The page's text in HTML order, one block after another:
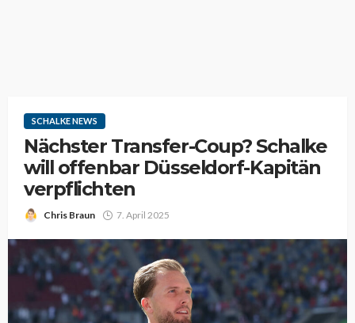
SCHALKE NEWS
Nächster Transfer-Coup? Schalke
will offenbar Düsseldorf-Kapitän
verpflichten
Chris Braun 7. April 2025